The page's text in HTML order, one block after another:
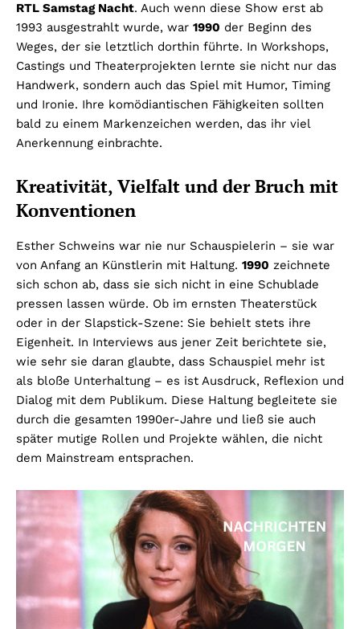
RTL Samstag Nacht. Auch wenn diese Show erst ab
1993 ausgestrahlt wurde, war 1990 der Beginn des
Weges, der sie letztlich dorthin führte. In Workshops,
Castings und Theaterprojekten lernte sie nicht nur das
Handwerk, sondern auch das Spiel mit Humor, Timing
und Ironie. Ihre komödiantischen Fähigkeiten sollten
bald zu einem Markenzeichen werden, das ihr viel
Anerkennung einbrachte.
Kreativität, Vielfalt und der Bruch mit
Konventionen
Esther Schweins war nie nur Schauspielerin – sie war
von Anfang an Künstlerin mit Haltung. 1990 zeichnete
sich schon ab, dass sie sich nicht in eine Schublade
pressen lassen würde. Ob im ernsten Theaterstück
oder in der Slapstick-Szene: Sie behielt stets ihre
Eigenheit. In Interviews aus jener Zeit berichtete sie,
wie sehr sie daran glaubte, dass Schauspiel mehr ist
als bloße Unterhaltung – es ist Ausdruck, Reflexion und
Dialog mit dem Publikum. Diese Haltung begleitete sie
durch die gesamten 1990er-Jahre und ließ sie auch
später mutige Rollen und Projekte wählen, die nicht
dem Mainstream entsprachen.